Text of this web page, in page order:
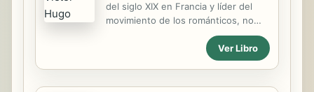
del siglo XIX en Francia y líder del
movimiento de los románticos, no
fue sencilla: la muerte de cuatro de
sus cinco hijos, su exilio y las
transformaciones políticas y sociales
Ver Libro